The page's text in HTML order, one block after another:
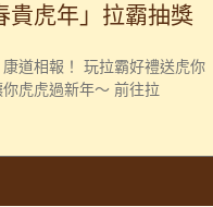
貴虎年」拉霸抽獎
道相報！ 玩拉霸好禮送虎你
虎虎過新年～ 前往拉